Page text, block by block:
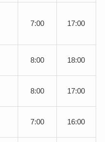
7:00 17:00
8:00 18:00
8:00 17:00
7:00 16:00